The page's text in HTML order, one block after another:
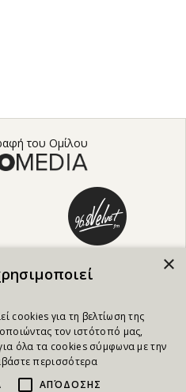
του Ομίλου
×
cookies για τη βελτίωση της
τον ιστότοπό μας,
όλα τα cookies σύμφωνα με την
περισσότερα
ΑΠΌΔΟΣΗΣ